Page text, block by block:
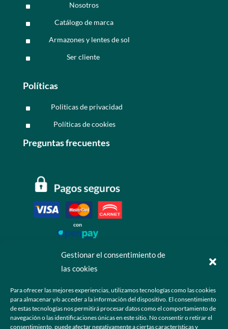
Gestionar el consentimiento de
las cookies
Para ofrecer las mejores experiencias, utilizamos tecnologías como las cookies
para almacenar y/o acceder a la información del dispositivo. El consentimiento
de estas tecnologías nos permitirá procesar datos como el comportamiento de
navegación o las identificaciones únicas en este sitio. No consentir o retirar el
consentimiento, puede afectar negativamente a ciertas características y
^ Nosotros
^ Catálogo de marca
^ Armazones y lentes de sol
^ Ser cliente
Políticas
^ Politicas de privacidad
^ Políticas de cookies
Preguntas frecuentes
 +52 55 6173 7725 (Ventas)
 hola@grupo-omk.com